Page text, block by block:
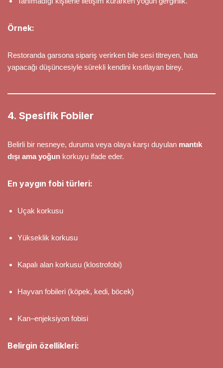
Örnek:
Restoranda garsona sipariş verirken bile sesi titreyen, hata
yapacağı düşüncesiyle sürekli kendini kısıtlayan birey.
4. Spesifik Fobiler
Belirli bir nesneye, duruma veya olaya karşı duyulan mantık
dışı ama yoğun korkuyu ifade eder.
En yaygın fobi türleri:
Uçak korkusu
Yükseklik korkusu
Kapalı alan korkusu (klostrofobi)
Hayvan fobileri (köpek, kedi, böcek)
Kan–enjeksiyon fobisi
Belirgin özellikleri: